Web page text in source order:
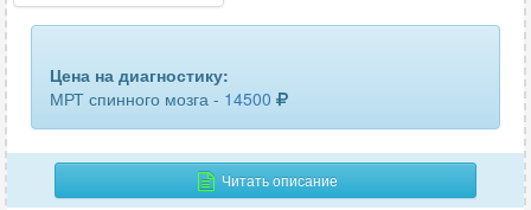
Цена на диагностику:
МРТ спинного мозга - 14500
Читать описание